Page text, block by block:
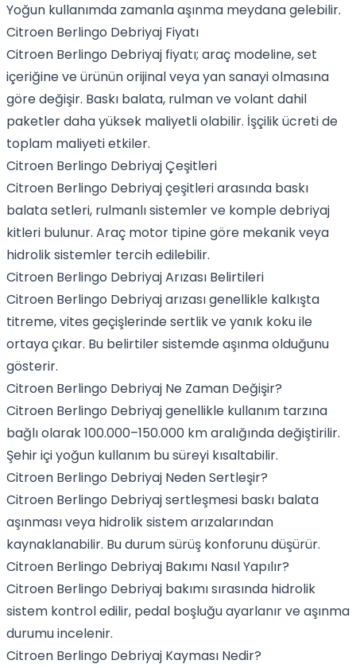
Yoğun kullanımda zamanla aşınma meydana gelebilir.
Citroen Berlingo Debriyaj Fiyatı
Citroen Berlingo Debriyaj fiyatı; araç modeline, set
içeriğine ve ürünün orijinal veya yan sanayi olmasına
göre değişir. Baskı balata, rulman ve volant dahil
paketler daha yüksek maliyetli olabilir. İşçilik ücreti de
toplam maliyeti etkiler.
Citroen Berlingo Debriyaj Çeşitleri
Citroen Berlingo Debriyaj çeşitleri arasında baskı
balata setleri, rulmanlı sistemler ve komple debriyaj
kitleri bulunur. Araç motor tipine göre mekanik veya
hidrolik sistemler tercih edilebilir.
Citroen Berlingo Debriyaj Arızası Belirtileri
Citroen Berlingo Debriyaj arızası genellikle kalkışta
titreme, vites geçişlerinde sertlik ve yanık koku ile
ortaya çıkar. Bu belirtiler sistemde aşınma olduğunu
gösterir.
Citroen Berlingo Debriyaj Ne Zaman Değişir?
Citroen Berlingo Debriyaj genellikle kullanım tarzına
bağlı olarak 100.000–150.000 km aralığında değiştirilir.
Şehir içi yoğun kullanım bu süreyi kısaltabilir.
Citroen Berlingo Debriyaj Neden Sertleşir?
Citroen Berlingo Debriyaj sertleşmesi baskı balata
aşınması veya hidrolik sistem arızalarından
kaynaklanabilir. Bu durum sürüş konforunu düşürür.
Citroen Berlingo Debriyaj Bakımı Nasıl Yapılır?
Citroen Berlingo Debriyaj bakımı sırasında hidrolik
sistem kontrol edilir, pedal boşluğu ayarlanır ve aşınma
durumu incelenir.
Citroen Berlingo Debriyaj Kayması Nedir?